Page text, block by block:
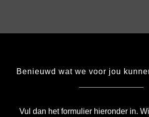
Benieuwd wat we voor jou
Vul dan het formulier hieronder in.